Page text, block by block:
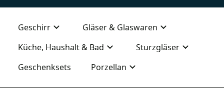
Geschirr
Gläser & Glaswaren
Küche, Haushalt & Bad
Sturzgläser
Geschenksets
Porzellan